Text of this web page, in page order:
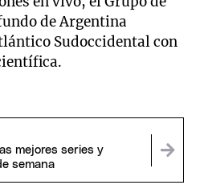
de Argentina
Sudoccidental con
mejores series y
semana